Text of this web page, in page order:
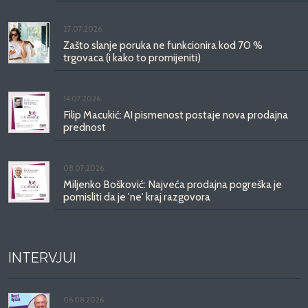
27.07.2026.
Zašto slanje poruka ne funkcionira kod 70 %
trgovaca (i kako to promijeniti)
14.07.2026.
Filip Macukić: AI pismenost postaje nova prodajna
prednost
08.07.2026.
Miljenko Bošković: Najveća prodajna pogreška je
pomisliti da je 'ne' kraj razgovora
INTERVJUI
06.08.2026.